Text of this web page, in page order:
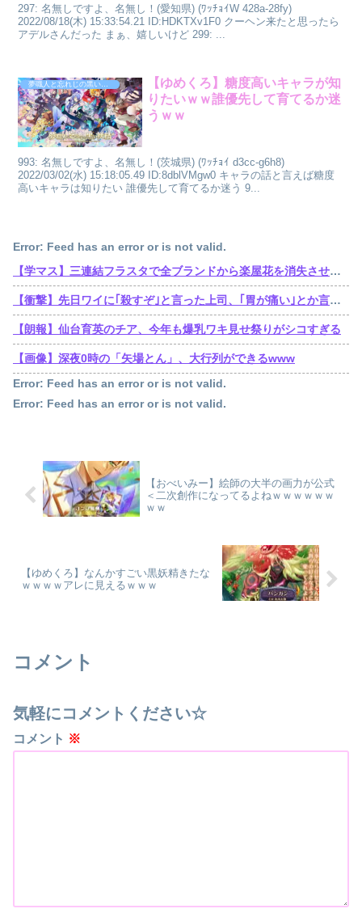
297: 名無しですよ、名無し！(愛知県) (ﾜｯﾁｮｲW 428a-28fy)
2022/08/18(木) 15:33:54.21 ID:HDKTXv1F0 クーヘン来たと思ったら
アデルさんだった まぁ、嬉しいけど 299: ...
夢職人と忘れじの黒い妖精
【ゆめくろ】糖度高いキャラが知
りたいｗｗ誰優先して育てるか迷
うｗｗ
993: 名無しですよ、名無し！(茨城県) (ﾜｯﾁｮｲ d3cc-g6h8)
2022/03/02(水) 15:18:05.49 ID:8dblVMgw0 キャラの話と言えば糖度
高いキャラは知りたい 誰優先して育てるか迷う 9...
Error: Feed has an error or is not valid.
【学マス】三連結フラスタで全ブランドから楽屋花を消失させた訴訟おじさん遂に口を開くも他人事
【衝撃】先日ワイに｢殺すぞ｣と言った上司、｢胃が痛い｣とか言い出すｗｗｗｗｗ
【朗報】仙台育英のチア、今年も爆乳ワキ見せ祭りがシコすぎる
【画像】深夜0時の「矢場とん」、大行列ができるwww
Error: Feed has an error or is not valid.
Error: Feed has an error or is not valid.
【おべいみー】絵師の大半の画力が公式
＜二次創作になってるよねｗｗｗｗｗｗ
ｗｗ
【ゆめくろ】なんかすごい黒妖精きたな
ｗｗｗｗアレに見えるｗｗｗ
コメント
気軽にコメントください☆
コメント ※